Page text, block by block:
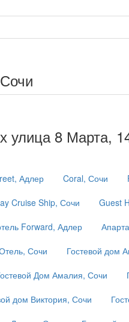
улица 8 Марта,
Адлер Coral, Сочи
Cruise Ship, Сочи Guest
Forward, Адлер
Сочи
Гостевой дом
Дом Амалия, Сочи
дом Виктория, Сочи